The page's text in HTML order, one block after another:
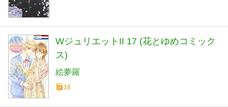
WジュリエットII 17 (花とゆめコミック
ス)
絵夢羅
16